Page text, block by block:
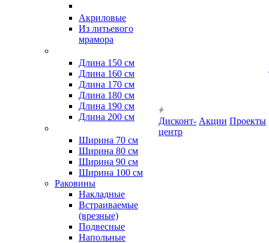
Акриловые
Из литьевого
мрамора
Длина 150 см
Длина 160 см
Длина 170 см
Длина 180 см
Длина 190 см
Длина 200 см
Ширина 70 см
Ширина 80 см
Ширина 90 см
Ширина 100 см
Раковины
Накладные
Встраиваемые
(врезные)
Подвесные
Напольные
Дисконт-
центр
Акции Проекты